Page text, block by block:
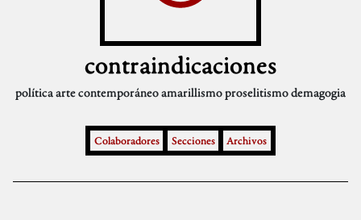
contraindicaciones
políticaarte contemporáneoamarillismoproselitismodemagogia
Colaboradores Secciones Archivos